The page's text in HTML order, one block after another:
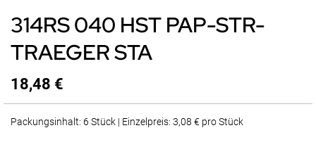
314RS 040 HST PAP-STR-
TRAEGER STA
18,48 €
Packungsinhalt: 6 Stück | Einzelpreis: 3,08 € pro Stück